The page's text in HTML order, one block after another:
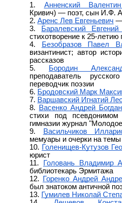
Анненский
Кривич) — поэт, сын И.Ф.
Аренс Лев Евгеньевич —
Баралевский
стихотворение к 25-летию
Безобразов Павел
византинист; автор
рассказов
Бородин
преподаватель
переводчик поэзии
Бродовский Марк
Варшавский Игнатий
Васенко Андрей
стихи под
гимназии журнал
Васильчиков
мемуары и очерки на темы
Голенищев-Кутузов
юрист
Головань Владимир
библиотекарь Эрмитажа
Горенко Андрей
был знатоком античной
Гумилев Николай